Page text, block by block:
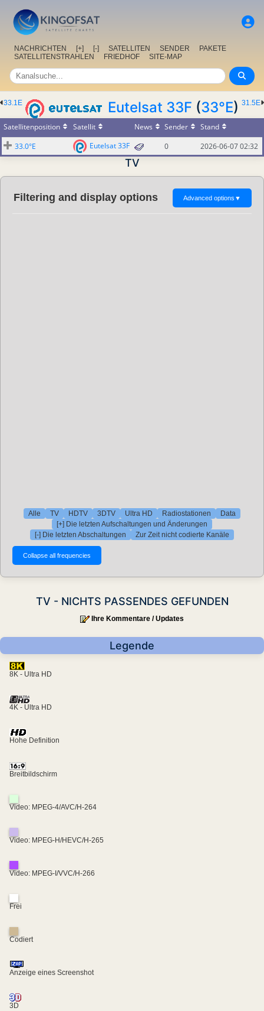
NACHRICHTEN [+] [-] SATELLITEN SENDER
PAKETE
SATELLITENSTRAHLEN
FRIEDHOF SITE-MAP
31.5E
33.1E Eutelsat 33F (33°E)
Satellitenposition Satellit News Sender
Stand
33.0°E
Eutelsat 33F 0 2026-06-07 02:32
TV
Filtering and display options Advanced options ▼
Alle TV HDTV 3DTV Ultra HD Radiostationen
Data
[+] Die letzten Aufschaltungen und Änderungen
[-] Die letzten Abschaltungen
Zur Zeit nicht codierte Kanäle
TV - NICHTS PASSENDES GEFUNDEN
Ihre Kommentare / Updates
Legende
8K - Ultra HD
4K - Ultra HD
Hohe Definition
Breitbildschirm
Video: MPEG-4/AVC/H-264
Video: MPEG-H/HEVC/H-265
Video: MPEG-I/VVC/H-266
Frei
Codiert
Anzeige eines Screenshot
3D